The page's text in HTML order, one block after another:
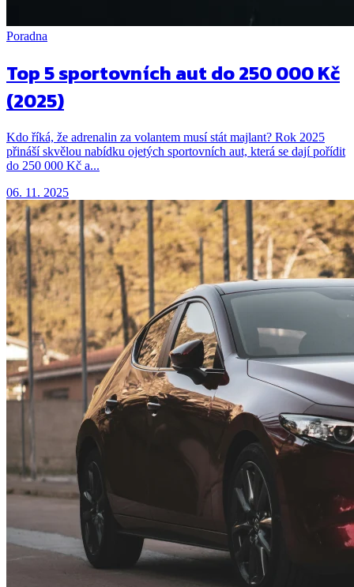
Poradna
Top 5 sportovních aut do 250 000 Kč
(2025)
Kdo říká, že adrenalin za volantem musí stát majlant? Rok 2025
přináší skvělou nabídku ojetých sportovních aut, která se dají pořídit
do 250 000 Kč a...
06. 11. 2025